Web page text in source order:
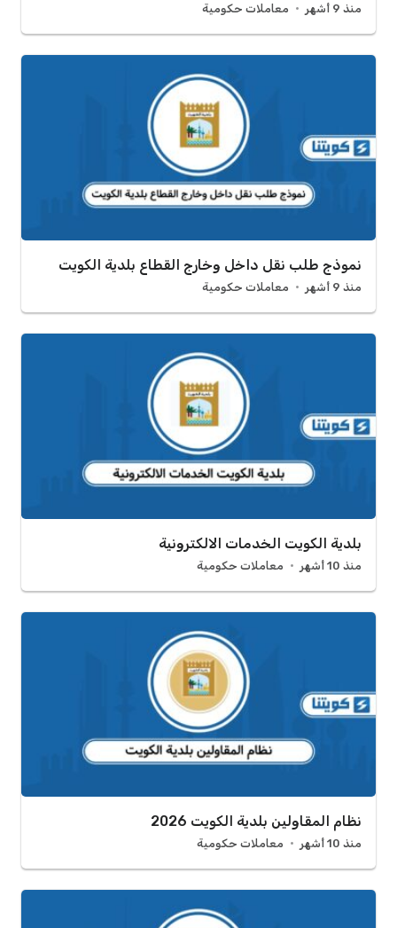
منذ 9 أشهر معاملات حكومية
نموذج طلب نقل داخل وخارج القطاع​ بلدية الكويت
منذ 9 أشهر معاملات حكومية
بلدية الكويت الخدمات الالكترونية
منذ 10 أشهر معاملات حكومية
نظام المقاولين بلدية الكويت 2026
منذ 10 أشهر معاملات حكومية